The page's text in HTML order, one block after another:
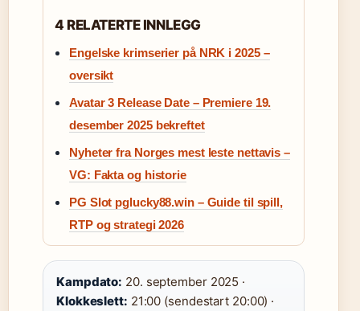
4 RELATERTE INNLEGG
Engelske krimserier på NRK i 2025 –
oversikt
Avatar 3 Release Date – Premiere 19.
desember 2025 bekreftet
Nyheter fra Norges mest leste nettavis –
VG: Fakta og historie
PG Slot pglucky88.win – Guide til spill,
RTP og strategi 2026
Kampdato: 20. september 2025 ·
Klokkeslett: 21:00 (sendestart 20:00) ·